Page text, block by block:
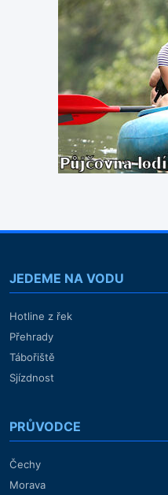
JEDEME NA VODU
Hotline z řek
Přehrady
Tábořiště
Sjízdnost
PRŮVODCE
Čechy
Morava